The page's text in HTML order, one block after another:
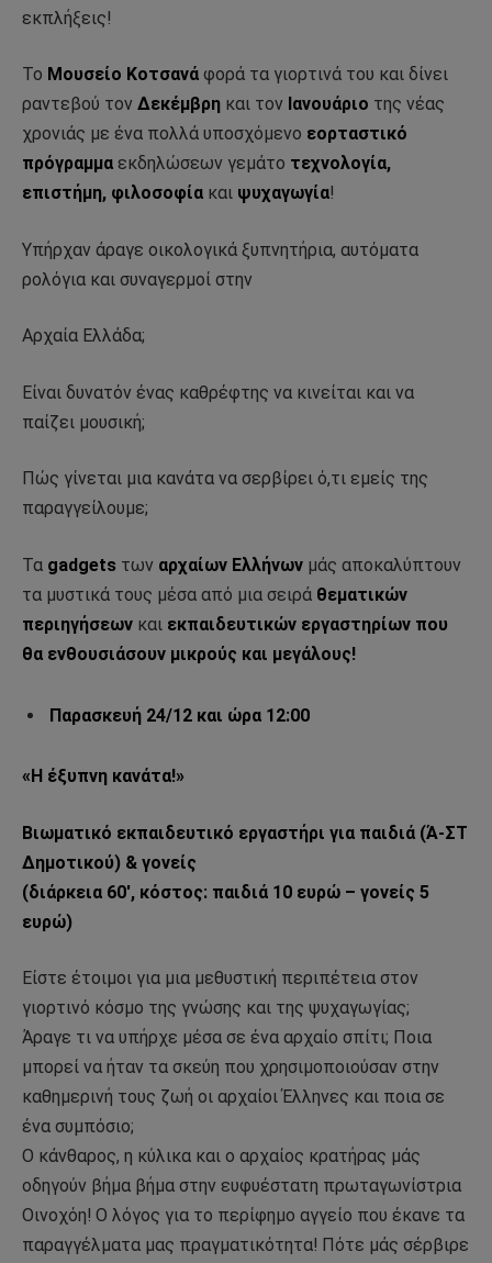
εκπλήξεις!
Το Μουσείο Κοτσανά φορά τα γιορτινά του και δίνει
ραντεβού τον Δεκέμβρη και τον Ιανουάριο της νέας
χρονιάς με ένα πολλά υποσχόμενο εορταστικό
πρόγραμμα εκδηλώσεων γεμάτο τεχνολογία,
επιστήμη, φιλοσοφία και ψυχαγωγία!
Υπήρχαν άραγε οικολογικά ξυπνητήρια, αυτόματα
ρολόγια και συναγερμοί στην
Αρχαία Ελλάδα;
Είναι δυνατόν ένας καθρέφτης να κινείται και να
παίζει μουσική;
Πώς γίνεται μια κανάτα να σερβίρει ό,τι εμείς της
παραγγείλουμε;
Τα gadgets των αρχαίων Ελλήνων μάς αποκαλύπτουν
τα μυστικά τους μέσα από μια σειρά θεματικών
περιηγήσεων και εκπαιδευτικών εργαστηρίων που
θα ενθουσιάσουν μικρούς και μεγάλους!
Παρασκευή 24/12 και ώρα 12:00
«Η έξυπνη κανάτα!»
Βιωματικό εκπαιδευτικό εργαστήρι για παιδιά (Ά-ΣΤ
Δημοτικού) & γονείς
(διάρκεια 60′, κόστος: παιδιά 10 ευρώ – γονείς 5
ευρώ)
Είστε έτοιμοι για μια μεθυστική περιπέτεια στον
γιορτινό κόσμο της γνώσης και της ψυχαγωγίας;
Άραγε τι να υπήρχε μέσα σε ένα αρχαίο σπίτι; Ποια
μπορεί να ήταν τα σκεύη που χρησιμοποιούσαν στην
καθημερινή τους ζωή οι αρχαίοι Έλληνες και ποια σε
ένα συμπόσιο;
Ο κάνθαρος, η κύλικα και ο αρχαίος κρατήρας μάς
οδηγούν βήμα βήμα στην ευφυέστατη πρωταγωνίστρια
Οινοχόη! Ο λόγος για το περίφημο αγγείο που έκανε τα
παραγγέλματα μας πραγματικότητα! Πότε μάς σέρβιρε